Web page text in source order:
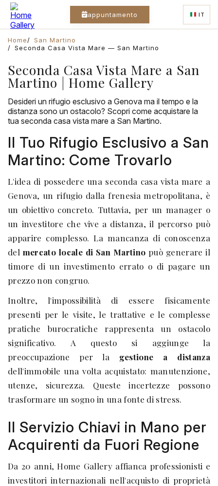
appuntamento IT
Home
San Martino
Seconda Casa Vista Mare — San Martino
Seconda Casa Vista Mare a San
Martino | Home Gallery
Desideri un rifugio esclusivo a Genova ma il tempo e la
distanza sono un ostacolo? Scopri come acquistare la
tua seconda casa vista mare a San Martino.
Il Tuo Rifugio Esclusivo a San
Martino: Come Trovarlo
L'idea di possedere una seconda casa vista mare a
Genova, un rifugio dalla frenesia metropolitana, è
un obiettivo concreto. Tuttavia, per un manager o
un investitore che vive a distanza, il percorso può
apparire complesso. La mancanza di conoscenza
del mercato locale di San Martino può generare il
timore di un investimento errato o di pagare un
prezzo non congruo.
Inoltre, l'impossibilità di essere fisicamente
presenti per le visite, le trattative e le complesse
pratiche burocratiche rappresenta un ostacolo
significativo. A questo si aggiunge la
preoccupazione per la gestione a distanza
dell'immobile una volta acquistato: manutenzione,
utenze, sicurezza. Queste incertezze possono
trasformare un sogno in una fonte di stress.
Il Servizio Chiavi in Mano per
Acquirenti da Fuori Regione
Da 20 anni, Home Gallery affianca professionisti e
investitori internazionali nell'acquisto di proprietà